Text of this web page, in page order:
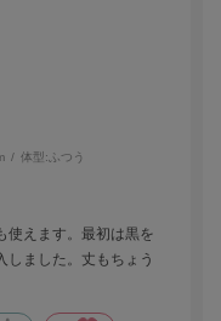
体型: ふつう
使えます。最初は黒を
しました。丈もちょう